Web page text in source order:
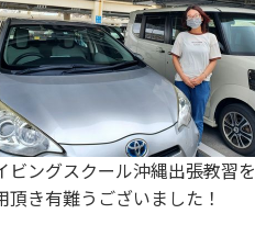
ビングスクール沖縄出張教習を
頂き有難うございました！